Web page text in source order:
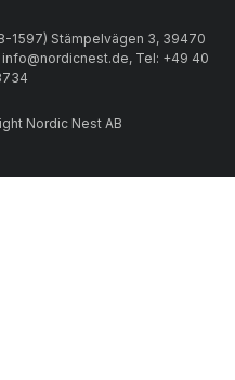
1597) Stämpelvägen 3, 39470
Tel: +49 40
Nordic Nest AB